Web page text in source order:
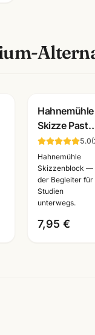
Hahnemühle
Skizze
130g ·
A3/A4/A5 ·
Mannheim
5.0(
Hahnemühle
Skizzenblock —
der Begleiter für
Studien
unterwegs.
7,95 €